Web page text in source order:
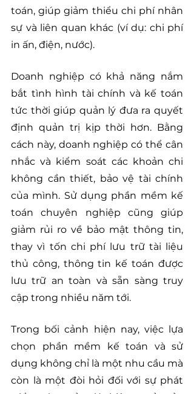
toán, giúp giảm thiểu chi phí nhân
sự và liên quan khác (ví dụ: chi phí
in ấn, điện, nước).
Doanh nghiệp có khả năng nắm
bắt tình hình tài chính và kế toán
tức thời giúp quản lý đưa ra quyết
định quản trị kịp thời hơn. Bằng
cách này, doanh nghiệp có thể cân
nhắc và kiểm soát các khoản chi
không cần thiết, bảo vệ tài chính
của mình. Sử dụng phần mềm kế
toán chuyên nghiệp cũng giúp
giảm rủi ro về bảo mật thông tin,
thay vì tốn chi phí lưu trữ tài liệu
thủ công, thông tin kế toán được
lưu trữ an toàn và sẵn sàng truy
cập trong nhiều năm tới.
Trong bối cảnh hiện nay, việc lựa
chọn phần mềm kế toán và sử
dụng không chỉ là một nhu cầu mà
còn là một đòi hỏi đối với sự phát